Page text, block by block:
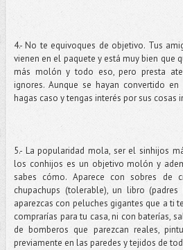
4.- No te equivoques de objetivo. Tus
vienen en el paquete y está muy bien que
más molón y todo eso, pero presta
ignores. Aunque se hayan convertido
hagas caso y tengas interés por sus cosas
5.- La popularidad mola, ser el sinhijos
los conhijos es un objetivo molón y
sabes cómo. Aparece con sobres de
chupachups (tolerable), un libro
aparezcas con peluches gigantes que a ti
comprarías para tu casa, ni con baterías,
de bomberos que parezcan reales,
previamente en las paredes y tejidos de